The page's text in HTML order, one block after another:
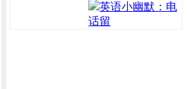
英语小幽默：电
话留